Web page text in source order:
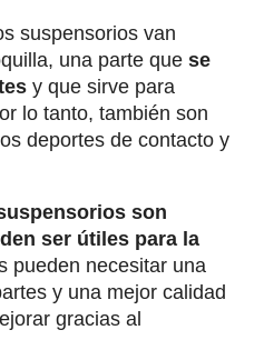
suspensorios van
una parte que se
y que sirve para
lo tanto, también son
deportes de contacto y
son
ser útiles para la
pueden necesitar una
y una mejor calidad
gracias al